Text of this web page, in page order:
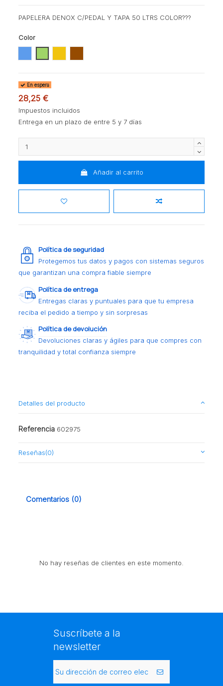
PAPELERA DENOX C/PEDAL Y TAPA 50 LTRS COLOR???
Color
En espera
28,25 €
Impuestos incluidos
Entrega en un plazo de entre 5 y 7 días
Añadir al carrito
Política de seguridad
Protegemos tus datos y pagos con sistemas seguros
que garantizan una compra fiable siempre
Política de entrega
Entregas claras y puntuales para que tu empresa
reciba el pedido a tiempo y sin sorpresas
Política de devolución
Devoluciones claras y ágiles para que compres con
tranquilidad y total confianza siempre
Detalles del producto
Referencia 602975
Reseñas(0)
Comentarios (0)
No hay reseñas de clientes en este momento.
Suscríbete a la
newsletter